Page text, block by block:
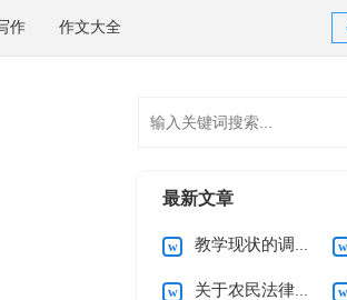
作 作文大全
最新文章
教学现状的调查报告
关于农民法律意识的调查报告